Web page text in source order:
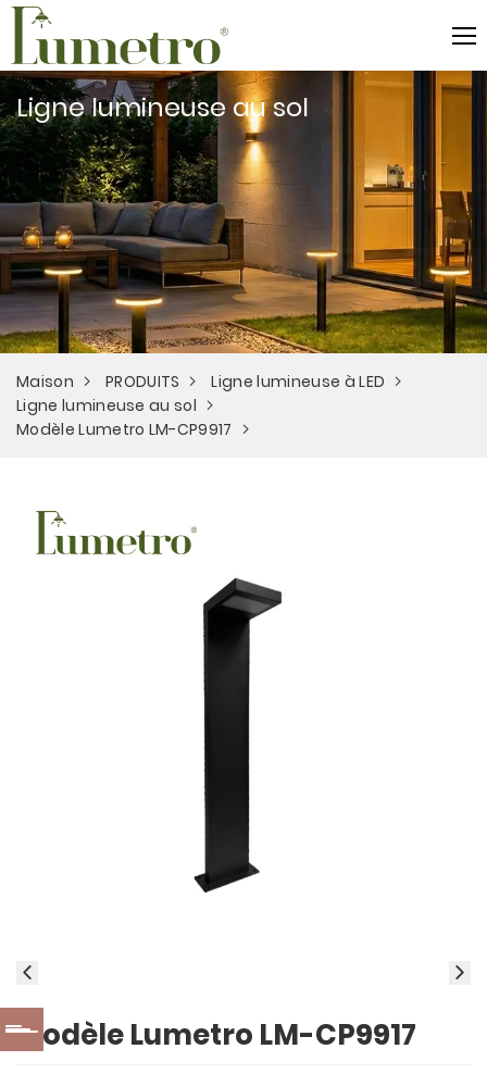
Ligne lumineuse au sol
Maison PRODUITS
Ligne lumineuse à LED
Ligne lumineuse au sol
Modèle Lumetro LM-CP9917
Modèle Lumetro LM-CP9917